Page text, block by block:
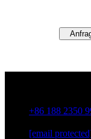
+86 188 2350
[email